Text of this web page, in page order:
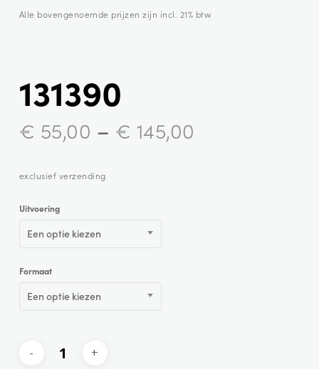
Alle bovengenoemde prijzen zijn incl. 21% btw
131390
€ 55,00 – € 145,00
exclusief verzending
Uitvoering
Een optie kiezen
Formaat
Een optie kiezen